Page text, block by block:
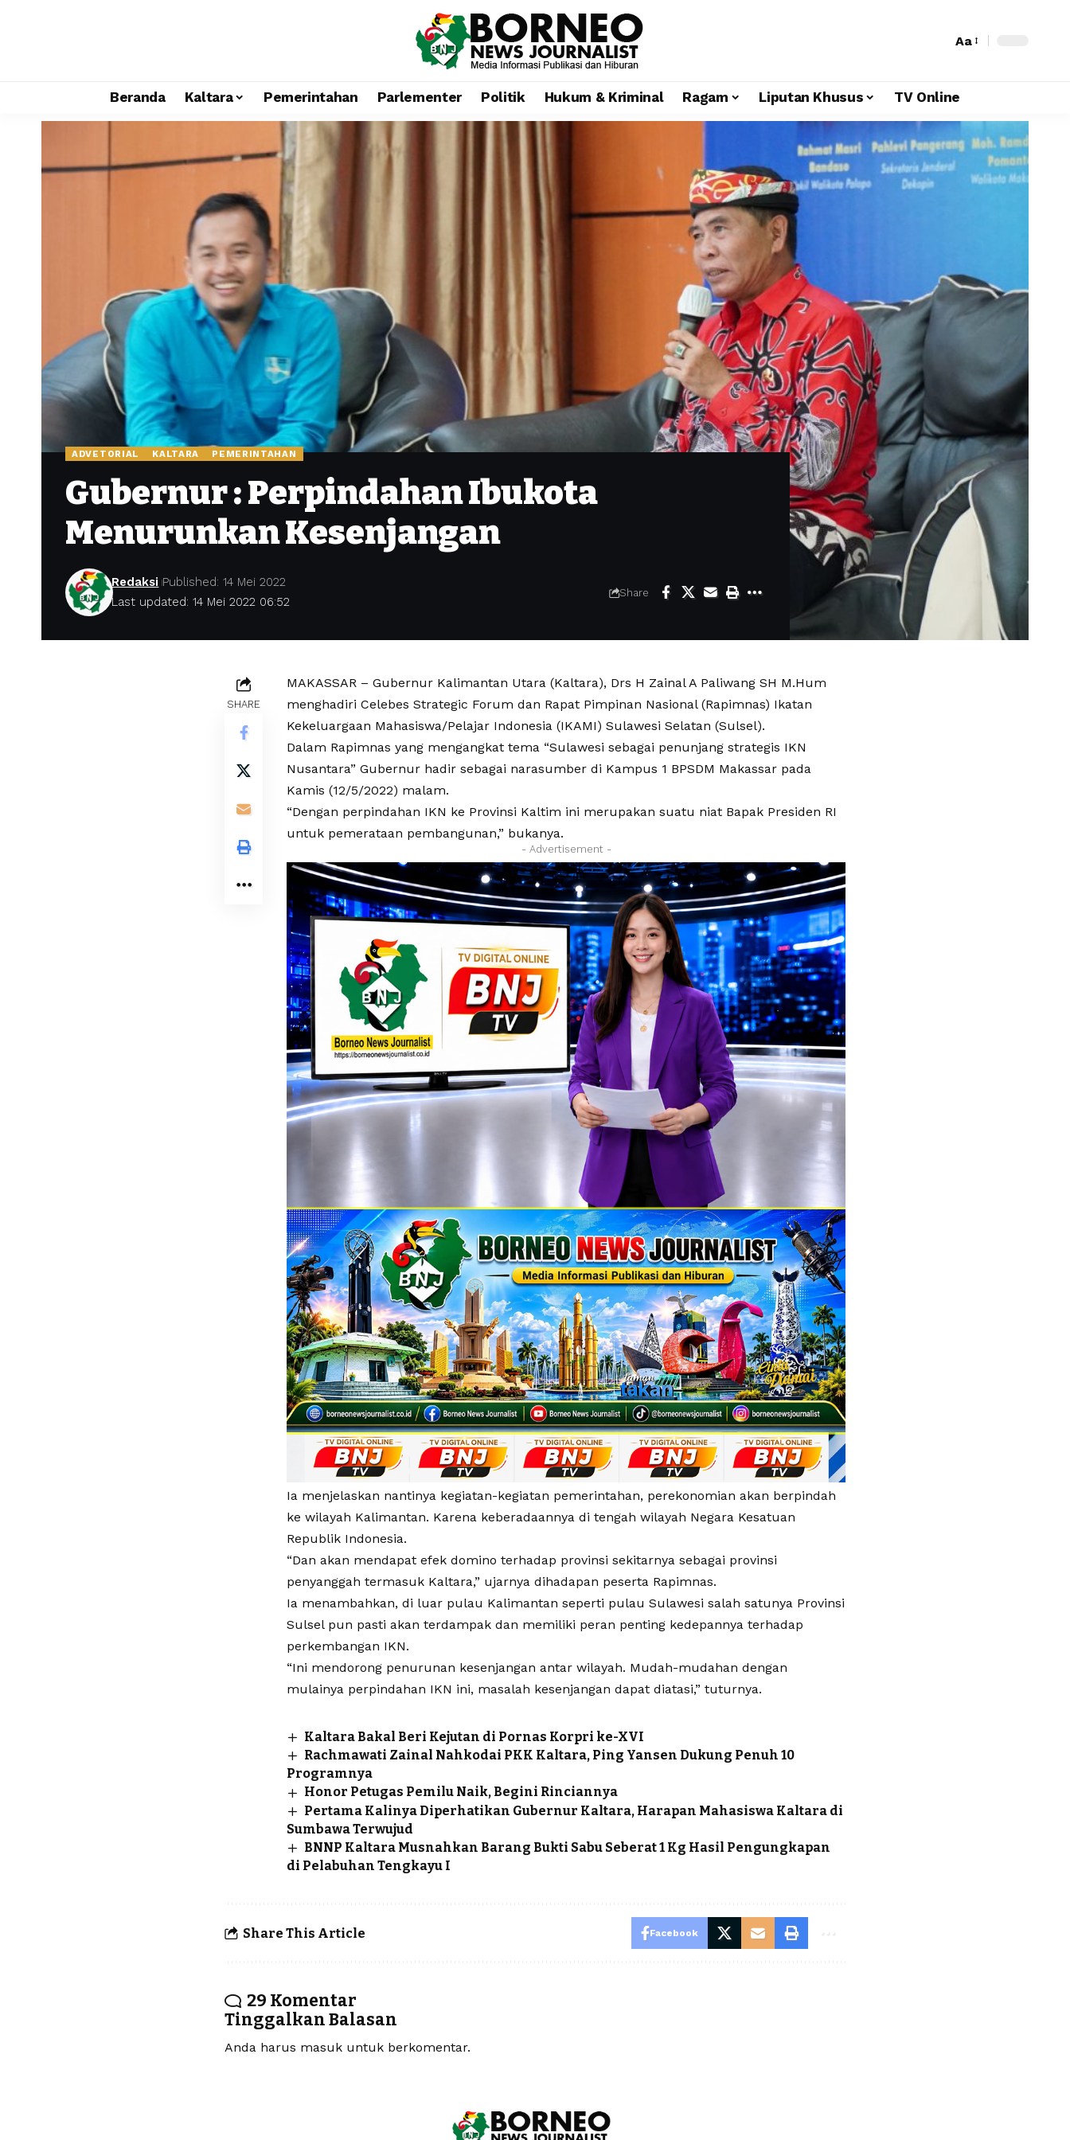
Aa
Beranda Kaltara Pemerintahan Parlementer Politik Hukum & Kriminal Ragam Liputan Khusus TV Online
ADVETORIAL KALTARA PEMERINTAHAN
Gubernur : Perpindahan Ibukota
Menurunkan Kesenjangan
Last updated: 14 Mei 2022 06:52
Redaksi Published: 14 Mei 2022
Share
SHARE
MAKASSAR – Gubernur Kalimantan Utara (Kaltara), Drs H Zainal A Paliwang SH M.Hum
menghadiri Celebes Strategic Forum dan Rapat Pimpinan Nasional (Rapimnas) Ikatan
Kekeluargaan Mahasiswa/Pelajar Indonesia (IKAMI) Sulawesi Selatan (Sulsel).
Dalam Rapimnas yang mengangkat tema “Sulawesi sebagai penunjang strategis IKN
Nusantara” Gubernur hadir sebagai narasumber di Kampus 1 BPSDM Makassar pada
Kamis (12/5/2022) malam.
“Dengan perpindahan IKN ke Provinsi Kaltim ini merupakan suatu niat Bapak Presiden RI
untuk pemerataan pembangunan,” bukanya.
- Advertisement -
Ia menjelaskan nantinya kegiatan-kegiatan pemerintahan, perekonomian akan berpindah
ke wilayah Kalimantan. Karena keberadaannya di tengah wilayah Negara Kesatuan
Republik Indonesia.
“Dan akan mendapat efek domino terhadap provinsi sekitarnya sebagai provinsi
penyanggah termasuk Kaltara,” ujarnya dihadapan peserta Rapimnas.
Ia menambahkan, di luar pulau Kalimantan seperti pulau Sulawesi salah satunya Provinsi
Sulsel pun pasti akan terdampak dan memiliki peran penting kedepannya terhadap
perkembangan IKN.
“Ini mendorong penurunan kesenjangan antar wilayah. Mudah-mudahan dengan
mulainya perpindahan IKN ini, masalah kesenjangan dapat diatasi,” tuturnya.
Kaltara Bakal Beri Kejutan di Pornas Korpri ke-XVI
Rachmawati Zainal Nahkodai PKK Kaltara, Ping Yansen Dukung Penuh 10
Programnya
Honor Petugas Pemilu Naik, Begini Rinciannya
Pertama Kalinya Diperhatikan Gubernur Kaltara, Harapan Mahasiswa Kaltara di
Sumbawa Terwujud
BNNP Kaltara Musnahkan Barang Bukti Sabu Seberat 1 Kg Hasil Pengungkapan
di Pelabuhan Tengkayu I
Share This Article Facebook
29 Komentar
Tinggalkan Balasan
Anda harus masuk untuk berkomentar.